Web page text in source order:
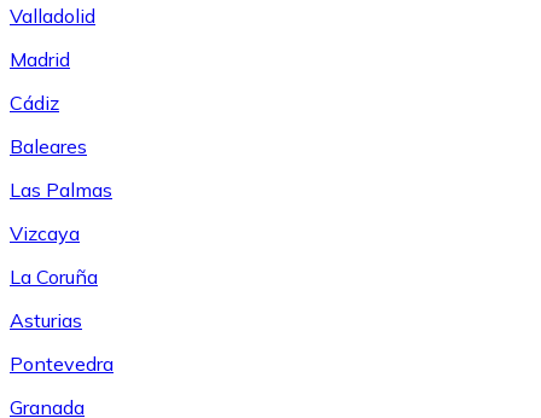
Valladolid
Madrid
Cádiz
Baleares
Las Palmas
Vizcaya
La Coruña
Asturias
Pontevedra
Granada